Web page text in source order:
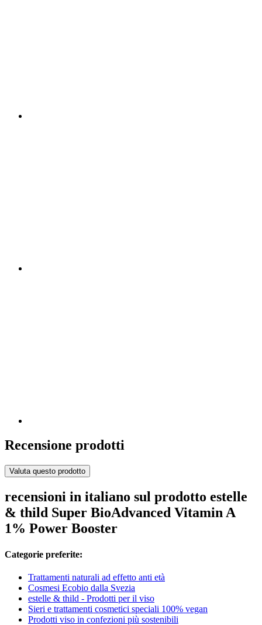
Recensione prodotti
Valuta questo prodotto
recensioni in italiano sul prodotto estelle
& thild Super BioAdvanced Vitamin A
1% Power Booster
Categorie preferite:
Trattamenti naturali ad effetto anti età
Cosmesi Ecobio dalla Svezia
estelle & thild - Prodotti per il viso
Sieri e trattamenti cosmetici speciali 100% vegan
Prodotti viso in confezioni più sostenibili